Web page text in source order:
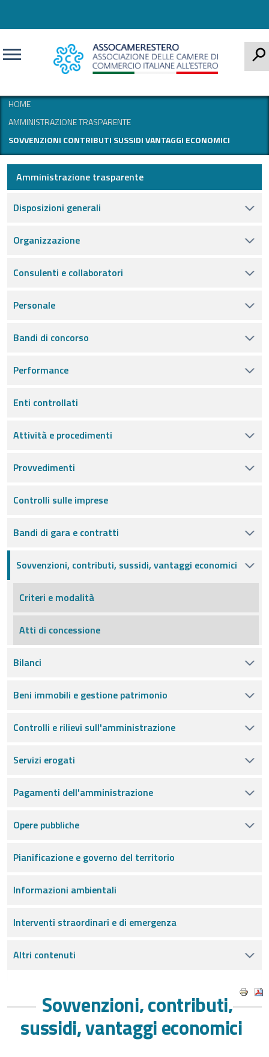
HOME
AMMINISTRAZIONE TRASPARENTE
SOVVENZIONI CONTRIBUTI SUSSIDI VANTAGGI ECONOMICI
Amministrazione trasparente
Disposizioni generali
Organizzazione
Consulenti e collaboratori
Personale
Bandi di concorso
Performance
Enti controllati
Attività e procedimenti
Provvedimenti
Controlli sulle imprese
Bandi di gara e contratti
Sovvenzioni, contributi, sussidi, vantaggi economici
Criteri e modalità
Atti di concessione
Bilanci
Beni immobili e gestione patrimonio
Controlli e rilievi sull'amministrazione
Servizi erogati
Pagamenti dell'amministrazione
Opere pubbliche
Pianificazione e governo del territorio
Informazioni ambientali
Interventi straordinari e di emergenza
Altri contenuti
Sovvenzioni, contributi,
sussidi, vantaggi economici